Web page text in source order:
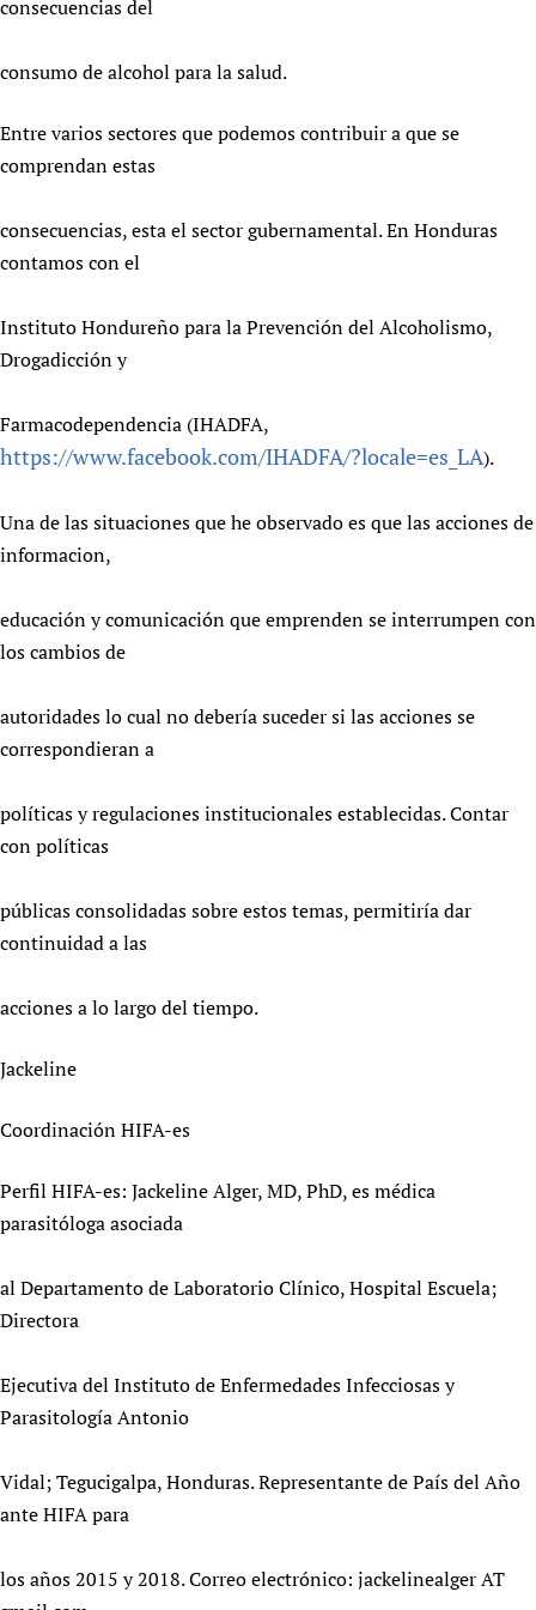
consecuencias del
consumo de alcohol para la salud.
Entre varios sectores que podemos contribuir a que se
comprendan estas
consecuencias, esta el sector gubernamental. En Honduras
contamos con el
Instituto Hondureño para la Prevención del Alcoholismo,
Drogadicción y
Farmacodependencia (IHADFA,
https://www.facebook.com/IHADFA/?locale=es_LA).
Una de las situaciones que he observado es que las acciones de
informacion,
educación y comunicación que emprenden se interrumpen con
los cambios de
autoridades lo cual no debería suceder si las acciones se
correspondieran a
políticas y regulaciones institucionales establecidas. Contar
con políticas
públicas consolidadas sobre estos temas, permitiría dar
continuidad a las
acciones a lo largo del tiempo.
Jackeline
Coordinación HIFA-es
Perfil HIFA-es: Jackeline Alger, MD, PhD, es médica
parasitóloga asociada
al Departamento de Laboratorio Clínico, Hospital Escuela;
Directora
Ejecutiva del Instituto de Enfermedades Infecciosas y
Parasitología Antonio
Vidal; Tegucigalpa, Honduras. Representante de País del Año
ante HIFA para
los años 2015 y 2018. Correo electrónico: jackelinealger AT